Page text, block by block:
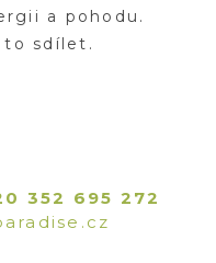
a pohodu.
to sdílet.
352 695 272